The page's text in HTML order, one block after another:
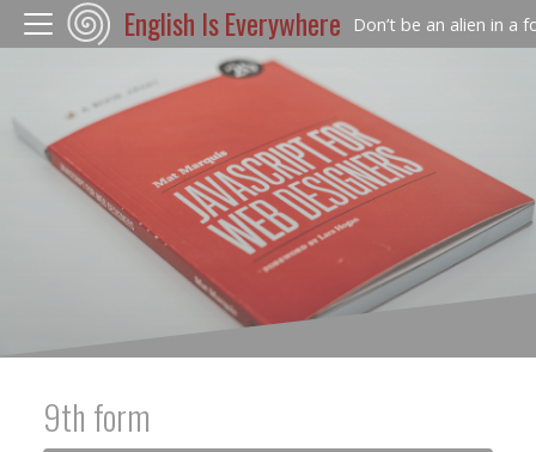
English Is Everywhere Don’t be an alien in a
9th form